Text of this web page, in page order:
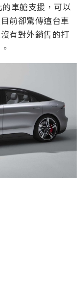
車艙支援，可以
前卻驚傳這台車
有對外銷售的打